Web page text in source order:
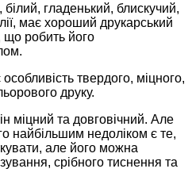
гладенький, блискучий,
має хороший друкарський
що робить його
твердого, міцного,
друку.
міцний та довговічний. Але
найбільшим недоліком є ​​те,
але його можна
срібного тиснення та